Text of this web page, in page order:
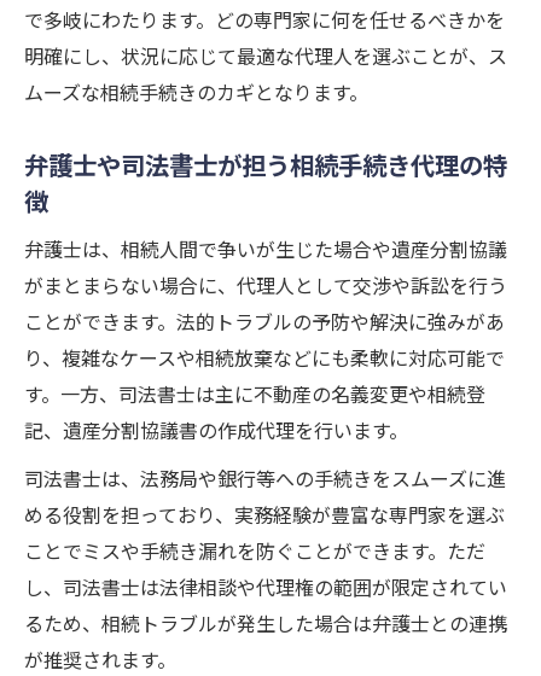
で多岐にわたります。どの専門家に何を任せるべきかを
明確にし、状況に応じて最適な代理人を選ぶことが、ス
ムーズな相続手続きのカギとなります。
弁護士や司法書士が担う相続手続き代理の特
徴
弁護士は、相続人間で争いが生じた場合や遺産分割協議
がまとまらない場合に、代理人として交渉や訴訟を行う
ことができます。法的トラブルの予防や解決に強みがあ
り、複雑なケースや相続放棄などにも柔軟に対応可能で
す。一方、司法書士は主に不動産の名義変更や相続登
記、遺産分割協議書の作成代理を行います。
司法書士は、法務局や銀行等への手続きをスムーズに進
める役割を担っており、実務経験が豊富な専門家を選ぶ
ことでミスや手続き漏れを防ぐことができます。ただ
し、司法書士は法律相談や代理権の範囲が限定されてい
るため、相続トラブルが発生した場合は弁護士との連携
が推奨されます。